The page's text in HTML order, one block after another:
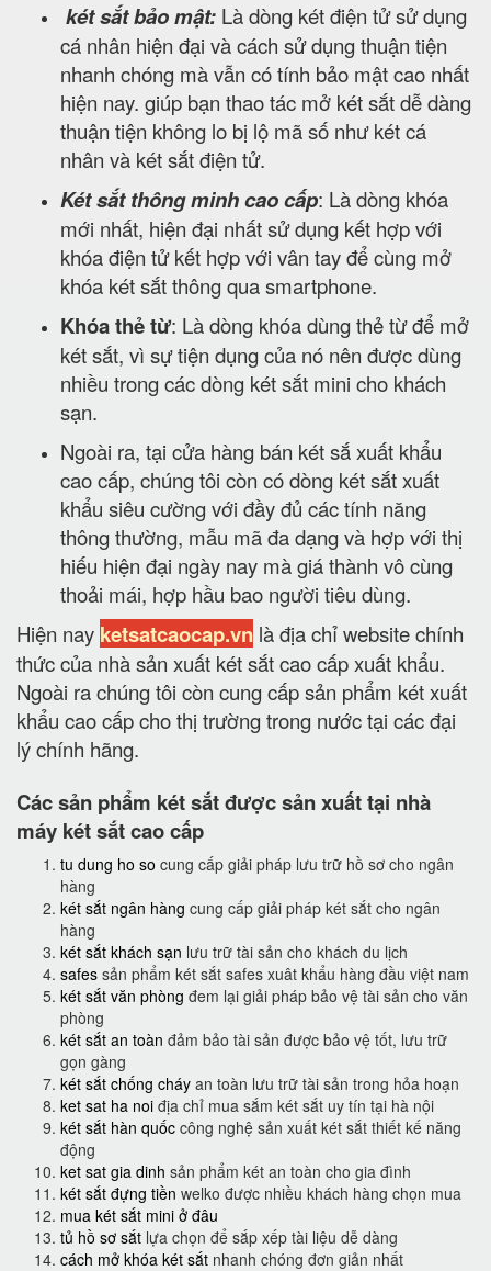
két sắt bảo mật: Là dòng két điện tử sử dụng
cá nhân hiện đại và cách sử dụng thuận tiện
nhanh chóng mà vẫn có tính bảo mật cao nhất
hiện nay. giúp bạn thao tác mở két sắt dễ dàng
thuận tiện không lo bị lộ mã số như két cá
nhân và két sắt điện tử.
Két sắt thông minh cao cấp: Là dòng khóa
mới nhất, hiện đại nhất sử dụng kết hợp với
khóa điện tử kết hợp với vân tay để cùng mở
khóa két sắt thông qua smartphone.
Khóa thẻ từ: Là dòng khóa dùng thẻ từ để mở
két sắt, vì sự tiện dụng của nó nên được dùng
nhiều trong các dòng két sắt mini cho khách
sạn.
Ngoài ra, tại cửa hàng bán két sắ xuất khẩu
cao cấp, chúng tôi còn có dòng két sắt xuất
khẩu siêu cường với đầy đủ các tính năng
thông thường, mẫu mã đa dạng và hợp với thị
hiếu hiện đại ngày nay mà giá thành vô cùng
thoải mái, hợp hầu bao người tiêu dùng.
Hiện nay ketsatcaocap.vn là địa chỉ website chính
thức của nhà sản xuất két sắt cao cấp xuất khẩu.
Ngoài ra chúng tôi còn cung cấp sản phẩm két xuất
khẩu cao cấp cho thị trường trong nước tại các đại
lý chính hãng.
Các sản phẩm két sắt được sản xuất tại nhà
máy két sắt cao cấp
tu dung ho so cung cấp giải pháp lưu trữ hồ sơ cho ngân
hàng
két sắt ngân hàng cung cấp giải pháp két sắt cho ngân
hàng
két sắt khách sạn lưu trữ tài sản cho khách du lịch
safes sản phẩm két sắt safes xuât khẩu hàng đầu việt nam
két sắt văn phòng đem lại giải pháp bảo vệ tài sản cho văn
phòng
két sắt an toàn đảm bảo tài sản được bảo vệ tốt, lưu trữ
gọn gàng
két sắt chống cháy an toàn lưu trữ tài sản trong hỏa hoạn
ket sat ha noi địa chỉ mua sắm két sắt uy tín tại hà nội
két sắt hàn quốc công nghệ sản xuất két sắt thiết kế năng
động
ket sat gia dinh sản phẩm két an toàn cho gia đình
két sắt đựng tiền welko được nhiều khách hàng chọn mua
mua két sắt mini ở đâu
tủ hồ sơ sắt lựa chọn để sắp xếp tài liệu dễ dàng
cách mở khóa két sắt nhanh chóng đơn giản nhất